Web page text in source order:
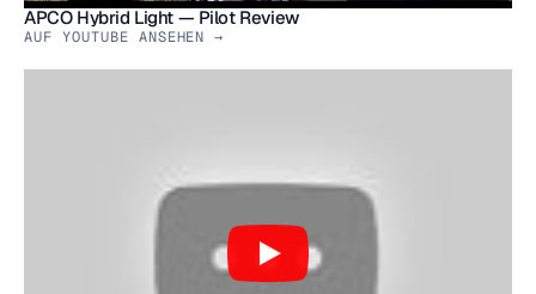
APCO Hybrid Light — Pilot Review
AUF YOUTUBE ANSEHEN →